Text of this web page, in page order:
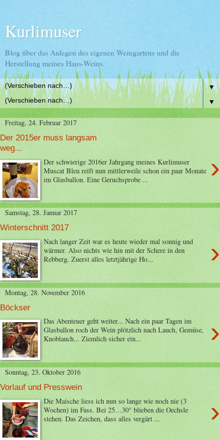
Kurlimuser
Blog über das Anlegen des eigenen Weingartens und die
Herstellung meines Haus-Weins.
▼
▼
Freitag, 24. Februar 2017
Der 2015er muss langsam
weg...
›
Der schwierige 2016er Jahrgang meines Kurlimuser
Muscat Bleu reift nun mittlerweile schon ein paar Monate
im Glasballon. Eine Geruchsprobe ...
Samstag, 28. Januar 2017
Winterschnitt 2017
›
Nach langer Zeit war es heute wieder mal sonnig und
wärmer. Also nichts wie hin mit der Schere in den
Rebberg. Zuerst alles letztjährige Ho...
Montag, 28. November 2016
Böckser
›
Das Abenteuer geht weiter... Nach ein paar Tagen im
Glasballon roch der Wein plötzlich nach Lauch, Gemüse,
Knoblauch... Ziemlich sicher ein...
Sonntag, 23. Oktober 2016
Vorlauf und Presswein
›
Die Maische liess ich nun so lange wie noch nie (3
Wochen) im Fass. Bei 25…30° blieben die Oechsle
stehen. Das Zeichen, dass alles vergärt ...